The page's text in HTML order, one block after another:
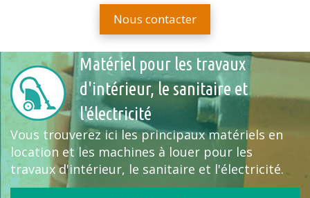
Nous contacter
Matériel pour les travaux
d'intérieur, le sanitaire et
l'électricité
Vous trouverez ici les principaux matériels en
location et les machines à louer pour les
travaux d'intérieur, le sanitaire et l'électricité.